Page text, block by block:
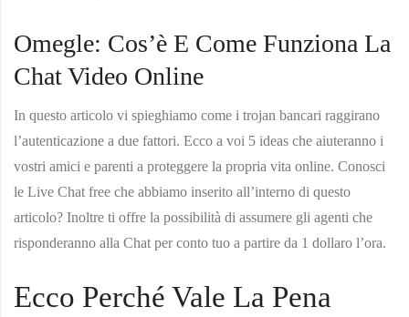
Omegle: Cos’è E Come Funziona La
Chat Video Online
In questo articolo vi spieghiamo come i trojan bancari raggirano
l’autenticazione a due fattori. Ecco a voi 5 ideas che aiuteranno i
vostri amici e parenti a proteggere la propria vita online. Conosci
le Live Chat free che abbiamo inserito all’interno di questo
articolo? Inoltre ti offre la possibilità di assumere gli agenti che
risponderanno alla Chat per conto tuo a partire da 1 dollaro l’ora.
Ecco Perché Vale La Pena